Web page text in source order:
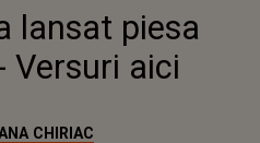
PIESA „NIAGARA” - VERSURI
AICI
lansat piesa
Versuri aici
CHIRIAC